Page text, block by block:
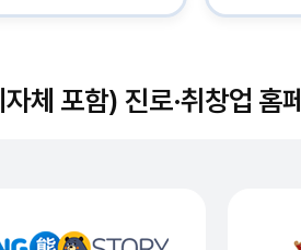
체 포함) 진로·취창업 홈